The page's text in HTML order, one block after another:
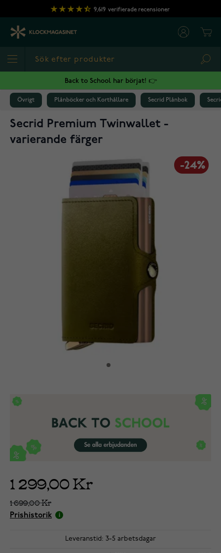
Hoppa till innehållet
9,619 verifierade recensioner
Back to School har börjat! 👉
Övrigt Plånböcker och Korthållare Secrid Plånbok
Secrid Premium Twinwallet -
varierande färger
-24%
1 299,00 Kr
1 699,00 Kr
Prishistorik
Leveranstid: 3-5 arbetsdagar